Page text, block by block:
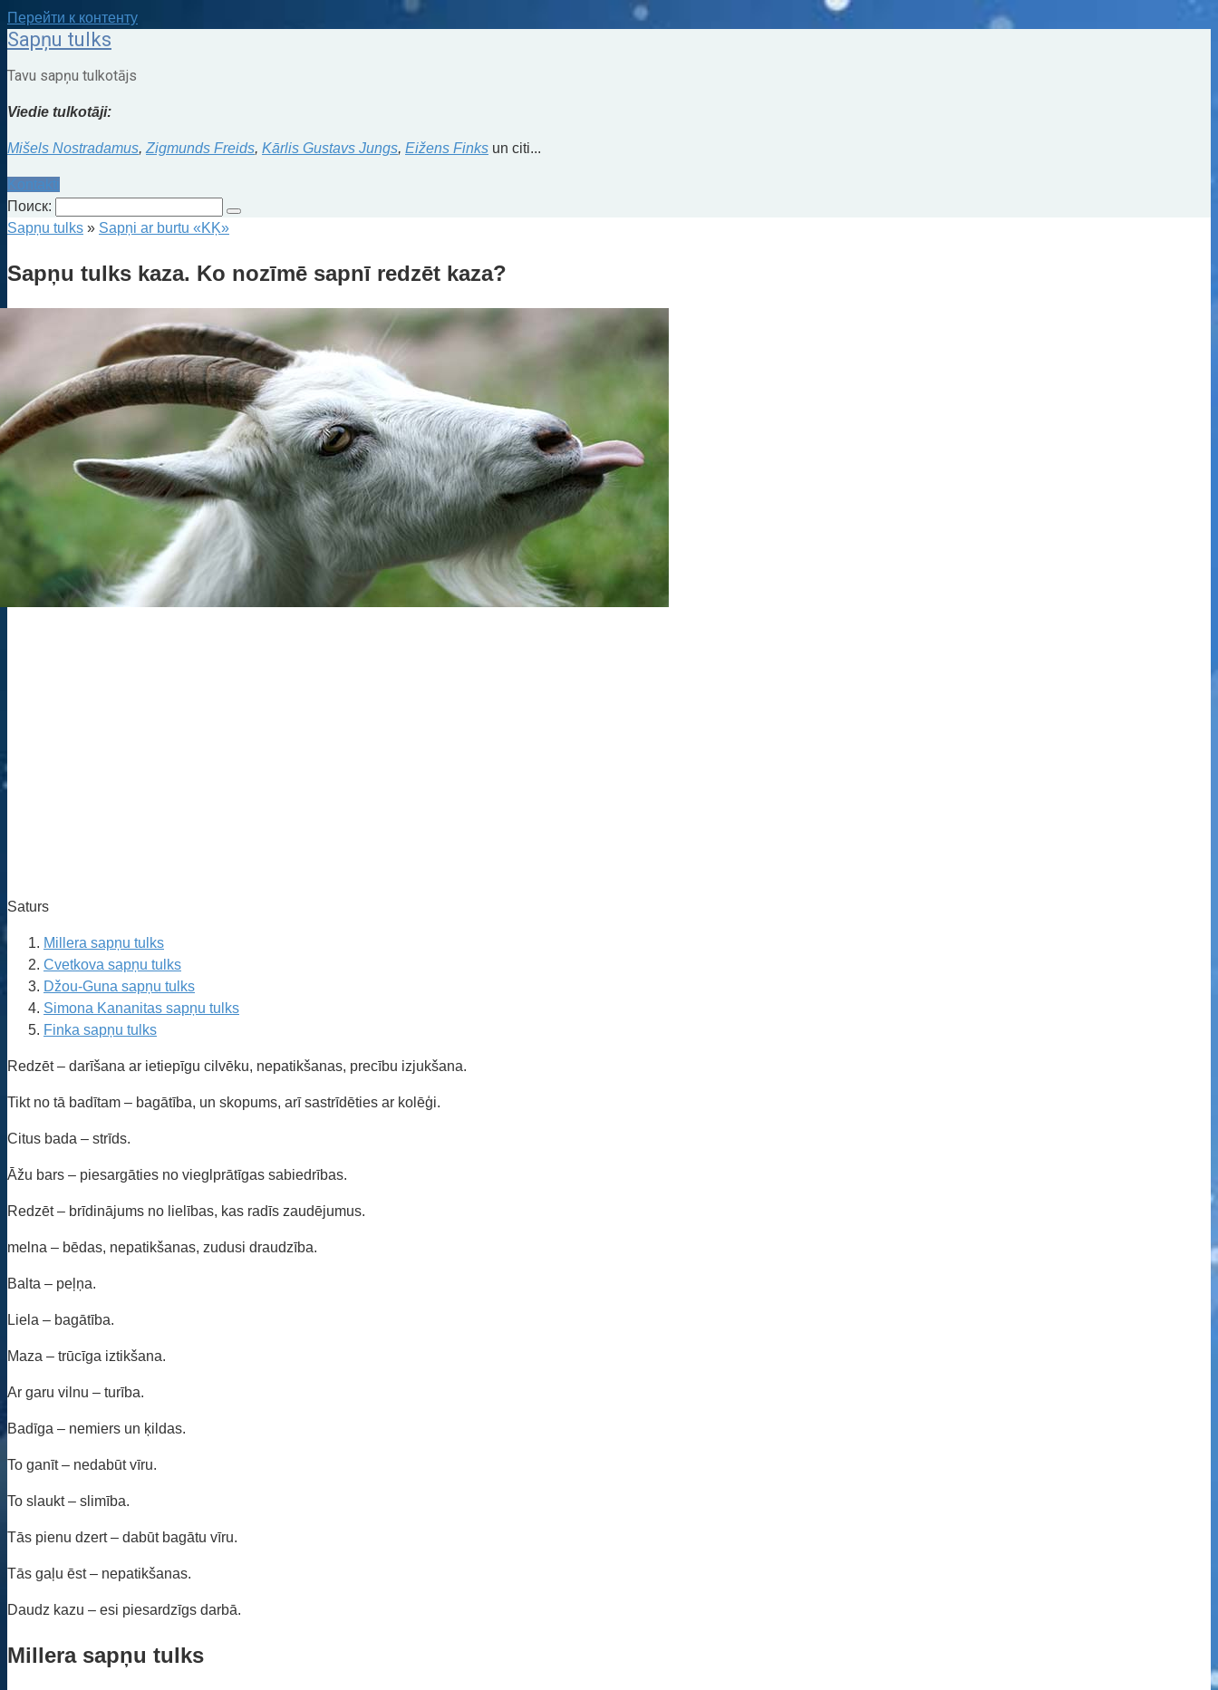
Перейти к контенту
Sapņu tulks
Tavu sapņu tulkotājs
Viedie tulkotāji:
Mišels Nostradamus, Zigmunds Freids, Kārlis Gustavs Jungs, Eižens Finks un citi...
Kontakti
Поиск:
Sapņu tulks » Sapņi ar burtu «KĶ»
Sapņu tulks kaza. Ko nozīmē sapnī redzēt kaza?
Saturs
Millera sapņu tulks
Cvetkova sapņu tulks
Džou-Guna sapņu tulks
Simona Kananitas sapņu tulks
Finka sapņu tulks
Redzēt – darīšana ar ietiepīgu cilvēku, nepatikšanas, precību izjukšana.
Tikt no tā badītam – bagātība, un skopums, arī sastrīdēties ar kolēģi.
Citus bada – strīds.
Āžu bars – piesargāties no vieglprātīgas sabiedrības.
Redzēt – brīdinājums no lielības, kas radīs zaudējumus.
melna – bēdas, nepatikšanas, zudusi draudzība.
Balta – peļņa.
Liela – bagātība.
Maza – trūcīga iztikšana.
Ar garu vilnu – turība.
Badīga – nemiers un ķildas.
To ganīt – nedabūt vīru.
To slaukt – slimība.
Tās pienu dzert – dabūt bagātu vīru.
Tās gaļu ēst – nepatikšanas.
Daudz kazu – esi piesardzīgs darbā.
Millera sapņu tulks